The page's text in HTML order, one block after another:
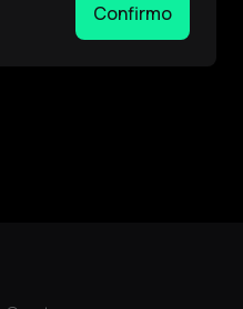
Confirmo